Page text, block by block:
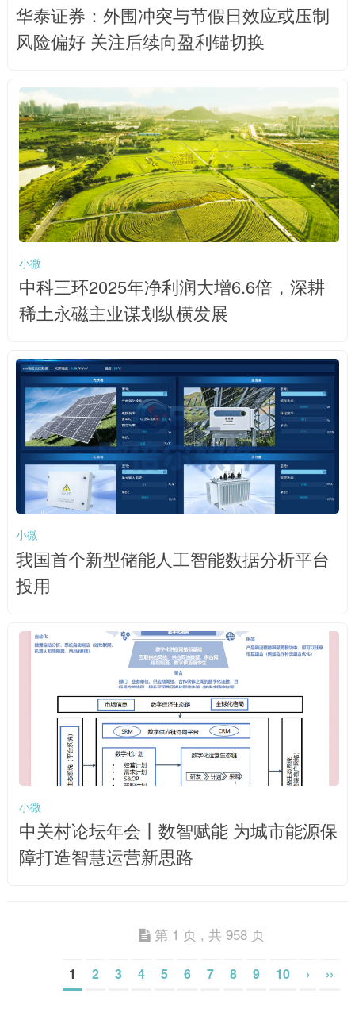
华泰证券：外围冲突与节假日效应或压制
风险偏好 关注后续向盈利锚切换
小微
中科三环2025年净利润大增6.6倍，深耕
稀土永磁主业谋划纵横发展
小微
我国首个新型储能人工智能数据分析平台
投用
小微
中关村论坛年会丨数智赋能 为城市能源保
障打造智慧运营新思路
第 1 页 , 共 958 页
1 2 3 4 5 6 7 8 9 10 › ››